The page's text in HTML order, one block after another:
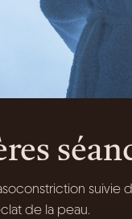
suivie
de la peau.